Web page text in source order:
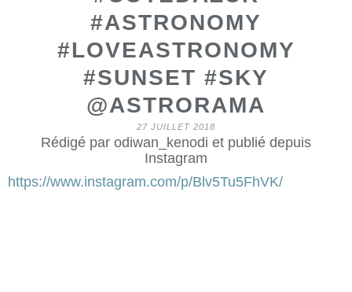
#ASTRONOMY
#LOVEASTRONOMY
#SUNSET #SKY
@ASTRORAMA
27 JUILLET 2018
Rédigé par odiwan_kenodi et publié depuis
Instagram
https://www.instagram.com/p/Blv5Tu5FhVK/